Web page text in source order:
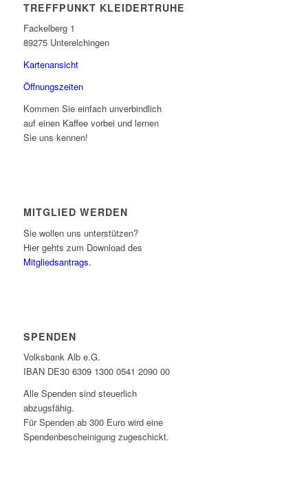
TREFFPUNKT KLEIDERTRUHE
Fackelberg 1
89275 Unterelchingen
Kartenansicht
Öffnungszeiten
Kommen Sie einfach unverbindlich
auf einen Kaffee vorbei und lernen
Sie uns kennen!
MITGLIED WERDEN
Sie wollen uns unterstützen?
Hier gehts zum Download des
Mitgliedsantrags.
SPENDEN
Volksbank Alb e.G.
IBAN DE30 6309 1300 0541 2090 00
Alle Spenden sind steuerlich
abzugsfähig.
Für Spenden ab 300 Euro wird eine
Spendenbescheinigung zugeschickt.